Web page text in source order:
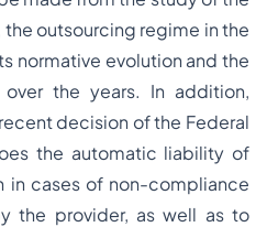
outsourcing regime in the
normative evolution and the
the years. In addition,
decision of the Federal
the automatic liability of
in cases of non-compliance
the provider, as well as to